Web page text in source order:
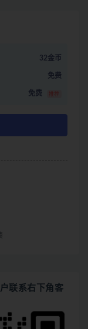
32金币
免费
免费 推荐
联系右下角客